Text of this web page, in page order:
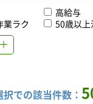
高給与
業ラク
50歳以上
択での該当件数：